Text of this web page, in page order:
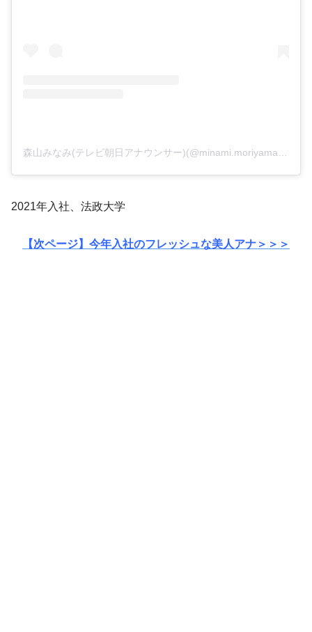
2021年入社、法政大学
【次ページ】今年入社のフレッシュな美人アナ＞＞＞